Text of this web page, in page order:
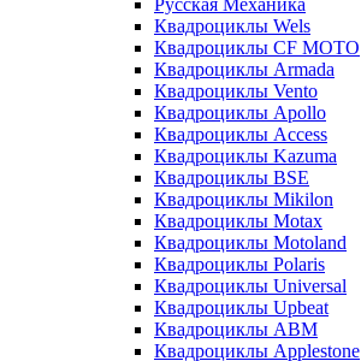
Русская Механика
Квадроциклы Wels
Квадроциклы CF MOTO
Квадроциклы Armada
Квадроциклы Vento
Квадроциклы Apollo
Квадроциклы Access
Квадроциклы Kazuma
Квадроциклы BSE
Квадроциклы Mikilon
Квадроциклы Motax
Квадроциклы Motoland
Квадроциклы Polaris
Квадроциклы Universal
Квадроциклы Upbeat
Квадроциклы ABM
Квадроциклы Applestone